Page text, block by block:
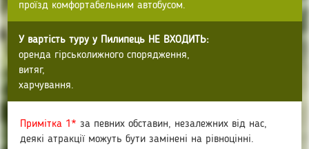
проїзд комфортабельним автобусом.
У вартість туру у Пилипець НЕ ВХОДИТЬ:
оренда гірськолижного спорядження,
витяг,
харчування.
Примітка 1* за певних обставин, незалежних від нас,
деякі атракції можуть бути замінені на рівноцінні.